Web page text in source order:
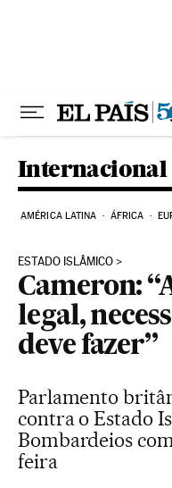
Internacional
AMÉRICA LATINA ÁFRICA
ESTADO ISLÂMICO
Cameron:
legal,
deve fazer”
Parlamento
contra o Estado
Bombardeios
feira